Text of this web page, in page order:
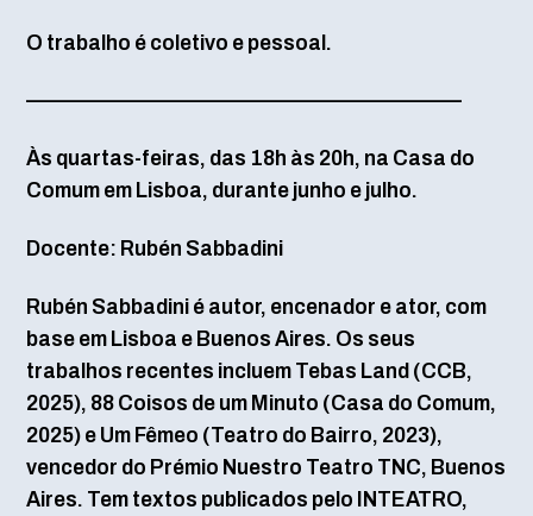
O trabalho é coletivo e pessoal.
—————————————————————–
Às quartas-feiras, das 18h às 20h, na Casa do
Comum em Lisboa, durante junho e julho.
Docente: Rubén Sabbadini
Rubén Sabbadini é autor, encenador e ator, com
base em Lisboa e Buenos Aires. Os seus
trabalhos recentes incluem Tebas Land (CCB,
2025), 88 Coisos de um Minuto (Casa do Comum,
2025) e Um Fêmeo (Teatro do Bairro, 2023),
vencedor do Prémio Nuestro Teatro TNC, Buenos
Aires. Tem textos publicados pelo INTEATRO,